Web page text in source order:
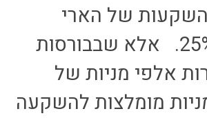
של הארי
בראון כולל מרכיב מנייתי בשיעור של 25%. אלא שבבורסות
אלפי מניות של
מומלצות להשקעה